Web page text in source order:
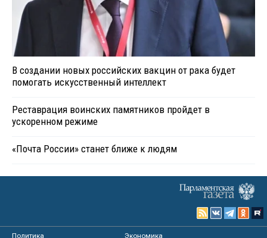
В создании новых российских вакцин от рака будет
помогать искусственный интеллект
Реставрация воинских памятников пройдет в
ускоренном режиме
«Почта России» станет ближе к людям
Политика
Экономика